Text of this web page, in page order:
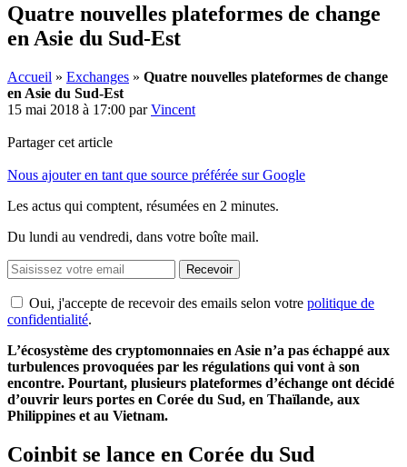
Quatre nouvelles plateformes de change
en Asie du Sud-Est
Accueil » Exchanges » Quatre nouvelles plateformes de change
en Asie du Sud-Est
15 mai 2018 à 17:00 parVincent
Partager cet article
Nous ajouter en tant que source préférée sur Google
Les actus qui comptent, résumées en 2 minutes.
Du lundi au vendredi, dans votre boîte mail.
Recevoir
Oui, j'accepte de recevoir des emails selon votre politique de
confidentialité.
L’écosystème des cryptomonnaies en Asie n’a pas échappé aux
turbulences provoquées par les régulations qui vont à son
encontre. Pourtant, plusieurs plateformes d’échange ont décidé
d’ouvrir leurs portes en Corée du Sud, en Thaïlande, aux
Philippines et au Vietnam.
Coinbit se lance en Corée du Sud